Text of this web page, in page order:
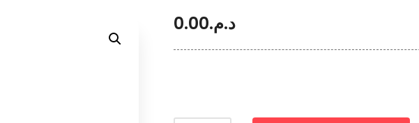
د.م.0.00